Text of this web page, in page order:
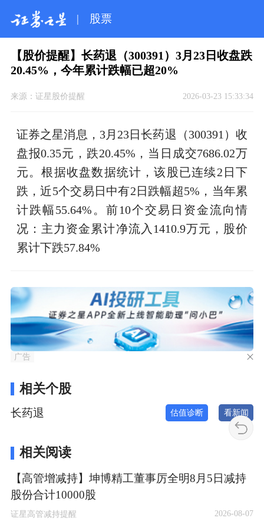
| 股票
【股价提醒】长药退（300391）3月23日收盘跌
20.45%，今年累计跌幅已超20%
来源： 证星股价提醒 2026-03-23 15:33:34
证券之星消息，3月23日长药退（300391）收
盘报0.35元，跌20.45%，当日成交7686.02万
元。根据收盘数据统计，该股已连续2日下
跌，近5个交易日中有2日跌幅超5%，当年累
计跌幅55.64%。前10个交易日资金流向情
况：主力资金累计净流入1410.9万元，股价
累计下跌57.84%
广告
相关个股
长药退 估值诊断 看新闻
相关阅读
【高管增减持】坤博精工董事厉全明8月5日减持
股份合计10000股
证星高管减持提醒 2026-08-07